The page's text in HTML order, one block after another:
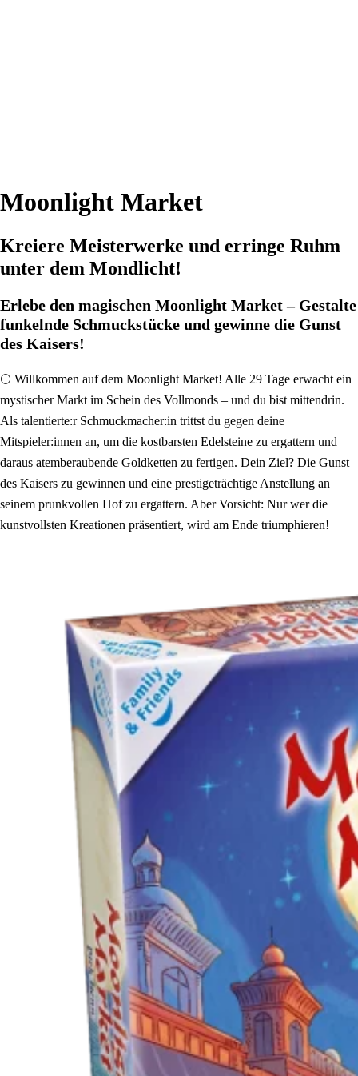
Moonlight Market
Kreiere Meisterwerke und erringe Ruhm
unter dem Mondlicht!
Erlebe den magischen Moonlight Market – Gestalte
funkelnde Schmuckstücke und gewinne die Gunst
des Kaisers!
🌕 Willkommen auf dem Moonlight Market! Alle 29 Tage erwacht ein
mystischer Markt im Schein des Vollmonds – und du bist mittendrin.
Als talentierte:r Schmuckmacher:in trittst du gegen deine
Mitspieler:innen an, um die kostbarsten Edelsteine zu ergattern und
daraus atemberaubende Goldketten zu fertigen. Dein Ziel? Die Gunst
des Kaisers zu gewinnen und eine prestigeträchtige Anstellung an
seinem prunkvollen Hof zu ergattern. Aber Vorsicht: Nur wer die
kunstvollsten Kreationen präsentiert, wird am Ende triumphieren!